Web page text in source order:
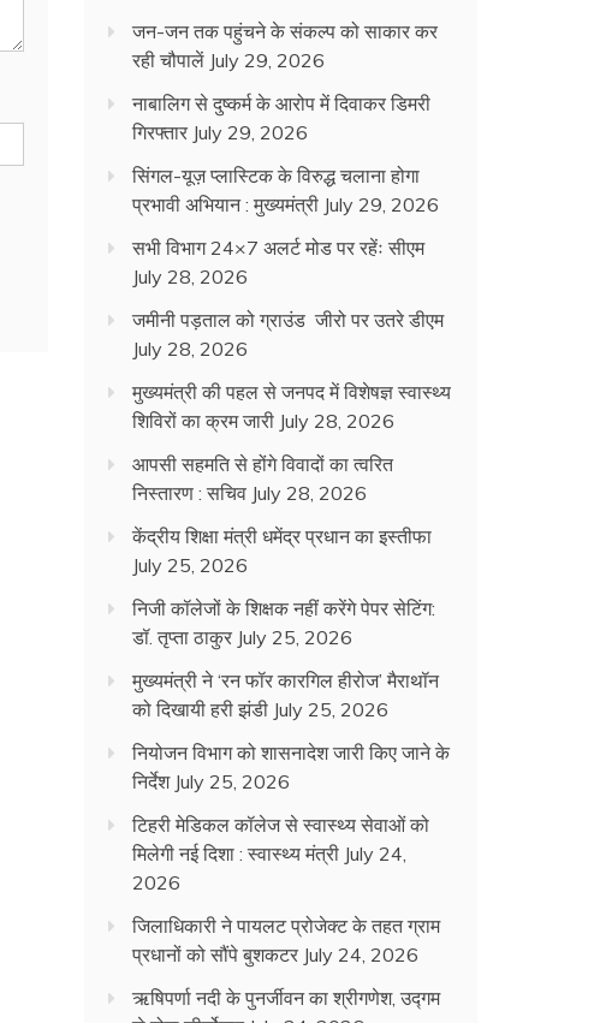
जन-जन तक पहुंचने के संकल्प को साकार कर
रही चौपालें July 29, 2026
नाबालिग से दुष्कर्म के आरोप में दिवाकर डिमरी
गिरफ्तार July 29, 2026
सिंगल-यूज़ प्लास्टिक के विरुद्ध चलाना होगा
प्रभावी अभियान : मुख्यमंत्री July 29, 2026
सभी विभाग 24×7 अलर्ट मोड पर रहेंः सीएम
July 28, 2026
जमीनी पड़ताल को ग्राउंड जीरो पर उतरे डीएम
July 28, 2026
मुख्यमंत्री की पहल से जनपद में विशेषज्ञ स्वास्थ्य
शिविरों का क्रम जारी July 28, 2026
आपसी सहमति से होंगे विवादों का त्वरित
निस्तारण : सचिव July 28, 2026
केंद्रीय शिक्षा मंत्री धमेंद्र प्रधान का इस्तीफा
July 25, 2026
निजी कॉलेजों के शिक्षक नहीं करेंगे पेपर सेटिंग:
डॉ. तृप्ता ठाकुर July 25, 2026
मुख्यमंत्री ने ‘रन फॉर कारगिल हीरोज’ मैराथॉन
को दिखायी हरी झंडी July 25, 2026
नियोजन विभाग को शासनादेश जारी किए जाने के
निर्देश July 25, 2026
टिहरी मेडिकल कॉलेज से स्वास्थ्य सेवाओं को
मिलेगी नई दिशा : स्वास्थ्य मंत्री July 24,
2026
जिलाधिकारी ने पायलट प्रोजेक्ट के तहत ग्राम
प्रधानों को सौंपे बुशकटर July 24, 2026
ऋषिपर्णा नदी के पुनर्जीवन का श्रीगणेश, उद्गम